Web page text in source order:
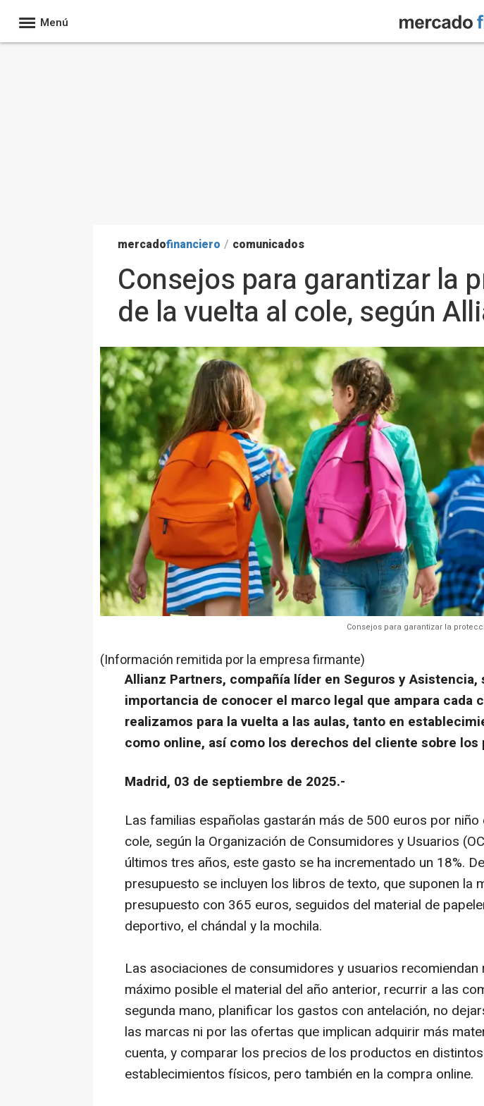
Menú
mercadofinanciero / comunicados
Consejos para garantizar la
de la vuelta al cole, según
Consejos para garantizar la
(Información remitida por la empresa firmante)
Allianz Partners, compañía líder en Seguros y Asistencia,
importancia de conocer el marco legal que ampara cada
realizamos para la vuelta a las aulas, tanto en
como online, así como los derechos del cliente sobre los
Madrid, 03 de septiembre de 2025.-
Las familias españolas gastarán más de 500 euros por niño
cole, según la Organización de Consumidores y Usuarios
últimos tres años, este gasto se ha incrementado un 18%.
presupuesto se incluyen los libros de texto, que suponen la
presupuesto con 365 euros, seguidos del material de
deportivo, el chándal y la mochila.
Las asociaciones de consumidores y usuarios recomiendan
máximo posible el material del año anterior, recurrir a las
segunda mano, planificar los gastos con antelación, no
las marcas ni por las ofertas que implican adquirir más
cuenta, y comparar los precios de los productos en distintos
establecimientos físicos, pero también en la compra online.